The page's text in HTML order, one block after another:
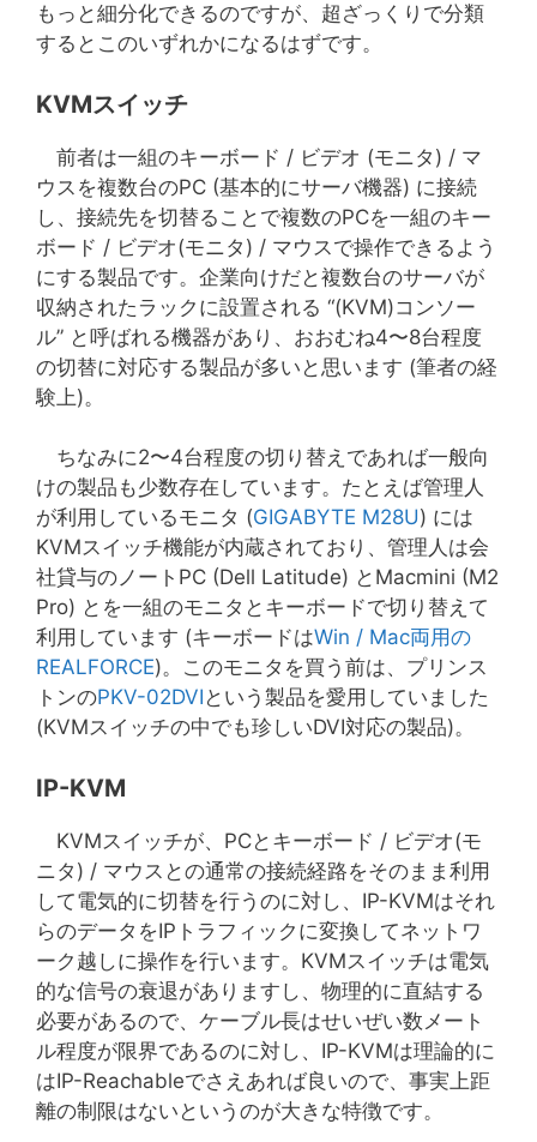
もっと細分化できるのですが、超ざっくりで分類
するとこのいずれかになるはずです。
KVMスイッチ
前者は一組のキーボード / ビデオ (モニタ) / マ
ウスを複数台のPC (基本的にサーバ機器) に接続
し、接続先を切替ることで複数のPCを一組のキー
ボード / ビデオ(モニタ) / マウスで操作できるよう
にする製品です。企業向けだと複数台のサーバが
収納されたラックに設置される “(KVM)コンソー
ル” と呼ばれる機器があり、おおむね4〜8台程度
の切替に対応する製品が多いと思います (筆者の経
験上)。
ちなみに2〜4台程度の切り替えであれば一般向
けの製品も少数存在しています。たとえば管理人
が利用しているモニタ (GIGABYTE M28U) には
KVMスイッチ機能が内蔵されており、管理人は会
社貸与のノートPC (Dell Latitude) とMacmini (M2
Pro) とを一組のモニタとキーボードで切り替えて
利用しています (キーボードはWin / Mac両用の
REALFORCE)。このモニタを買う前は、プリンス
トンのPKV-02DVI という製品を愛用していました
(KVMスイッチの中でも珍しいDVI対応の製品)。
IP-KVM
KVMスイッチが、PCとキーボード / ビデオ(モ
ニタ) / マウスとの通常の接続経路をそのまま利用
して電気的に切替を行うのに対し、IP-KVMはそれ
らのデータをIPトラフィックに変換してネットワ
ーク越しに操作を行います。KVMスイッチは電気
的な信号の衰退がありますし、物理的に直結する
必要があるので、ケーブル長はせいぜい数メート
ル程度が限界であるのに対し、IP-KVMは理論的に
はIP-Reachableでさえあれば良いので、事実上距
離の制限はないというのが大きな特徴です。